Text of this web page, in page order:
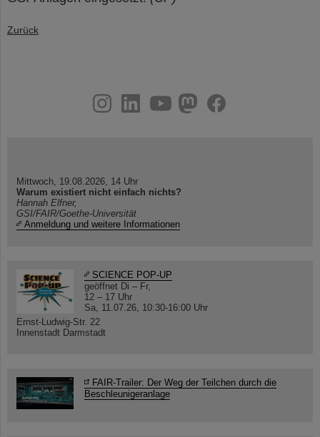
Zurück
youtube
helmholtz.social
facebook
Mittwoch, 19.08.2026, 14 Uhr
Warum existiert nicht einfach nichts?
Hannah Elfner,
GSI/FAIR/Goethe-Universität
Anmeldung und weitere Informationen
SCIENCE POP-UP
geöffnet Di – Fr,
12 – 17 Uhr
Sa, 11.07.26, 10:30-16:00 Uhr
Ernst-Ludwig-Str. 22
Innenstadt Darmstadt
FAIR-Trailer: Der Weg der Teilchen durch die
Beschleunigeranlage